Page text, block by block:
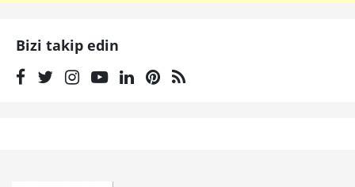
Bizi takip edin